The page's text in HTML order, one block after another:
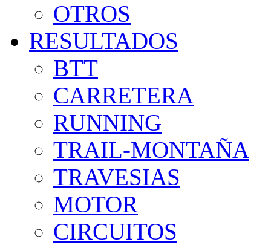
OTROS
RESULTADOS
BTT
CARRETERA
RUNNING
TRAIL-MONTAÑA
TRAVESIAS
MOTOR
CIRCUITOS